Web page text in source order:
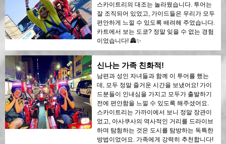
스카이트리의 대조는 놀라웠습니다. 투어는
잘 조직되어 있었고, 가이드들은 우리가 모두
편안하게 느낄 수 있도록 배려해 주었습니다.
카트에서 보는 도쿄? 정말 잊을 수 없는 경험
이었습니다! 🏯✨
신나는 가족 친화적!
남편과 성인 자녀들과 함께 이 투어를 했는
데, 모두 정말 즐거운 시간을 보냈어요! 가이
드분들이 인내심을 가지고 모두가 출발하기
전에 편안함을 느낄 수 있도록 해주셨어요.
스카이트리는 가까이에서 보니 정말 장관이
었고, 아사쿠사의 역사적인 거리를 드라이브
하며 탐험하는 것은 도시를 탐방하는 독특한
방법이었어요. 가족에게 강력히 추천합니다!